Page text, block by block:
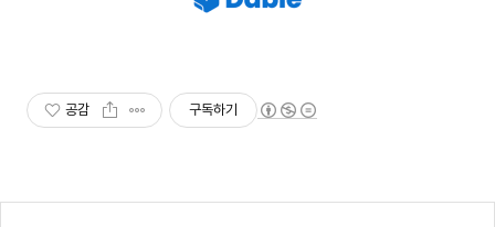
공감 구독하기